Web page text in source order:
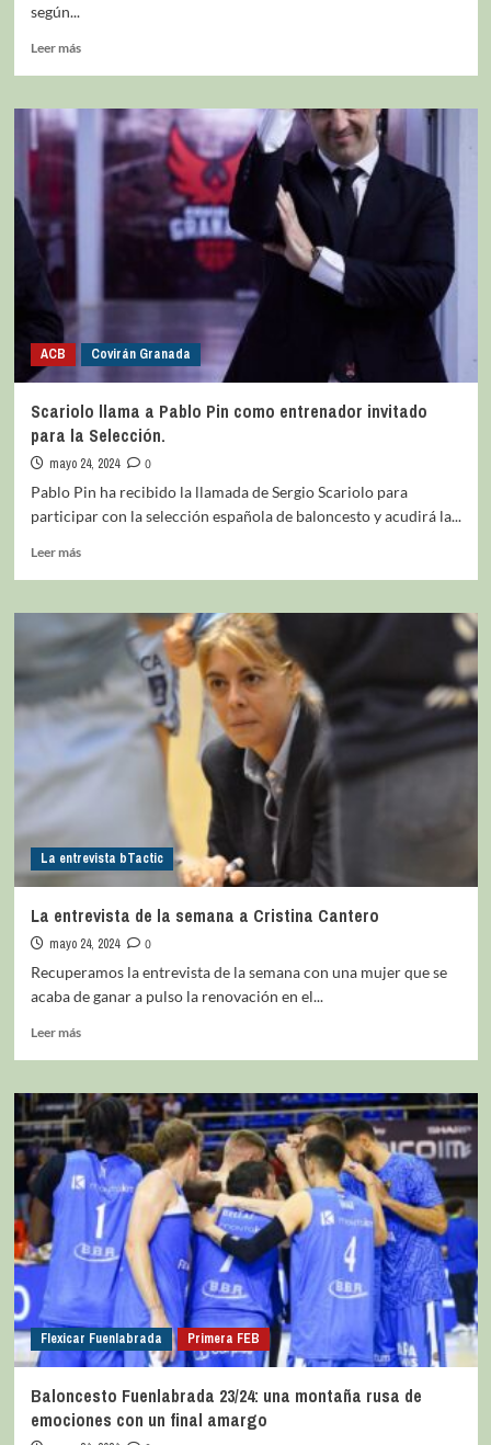
según...
Leer más
ACB Covirán Granada
Scariolo llama a Pablo Pin como entrenador invitado
para la Selección.
mayo 24, 2024
0
Pablo Pin ha recibido la llamada de Sergio Scariolo para
participar con la selección española de baloncesto y acudirá la...
Leer más
La entrevista bTactic
La entrevista de la semana a Cristina Cantero
mayo 24, 2024
0
Recuperamos la entrevista de la semana con una mujer que se
acaba de ganar a pulso la renovación en el...
Leer más
Flexicar Fuenlabrada Primera FEB
Baloncesto Fuenlabrada 23/24: una montaña rusa de
emociones con un final amargo